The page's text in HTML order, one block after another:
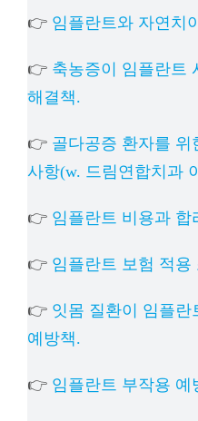
👉 임플란트와 자연치
👉 축농증이 임플란트
해결책.
👉 골다공증 환자를 위
사항(w. 드림연합치과
👉 임플란트 비용과 합
👉 임플란트 보험 적용
👉 잇몸 질환이 임플
예방책.
👉 임플란트 부작용 예